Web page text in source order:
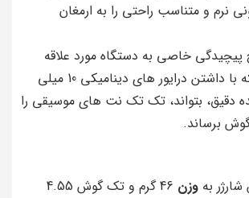
نرم و متناسب راحتی را به ارمغان
پیچیدگی خاصی به دستگاه مورد علاقه
خود متصل شده که با داشتن درایور های دینامیکی 10 میلی
دقیق، بتواند، تک تک نت های موسیقی را
برساند.
به وزن
46 گرم و تک گوش 4.55